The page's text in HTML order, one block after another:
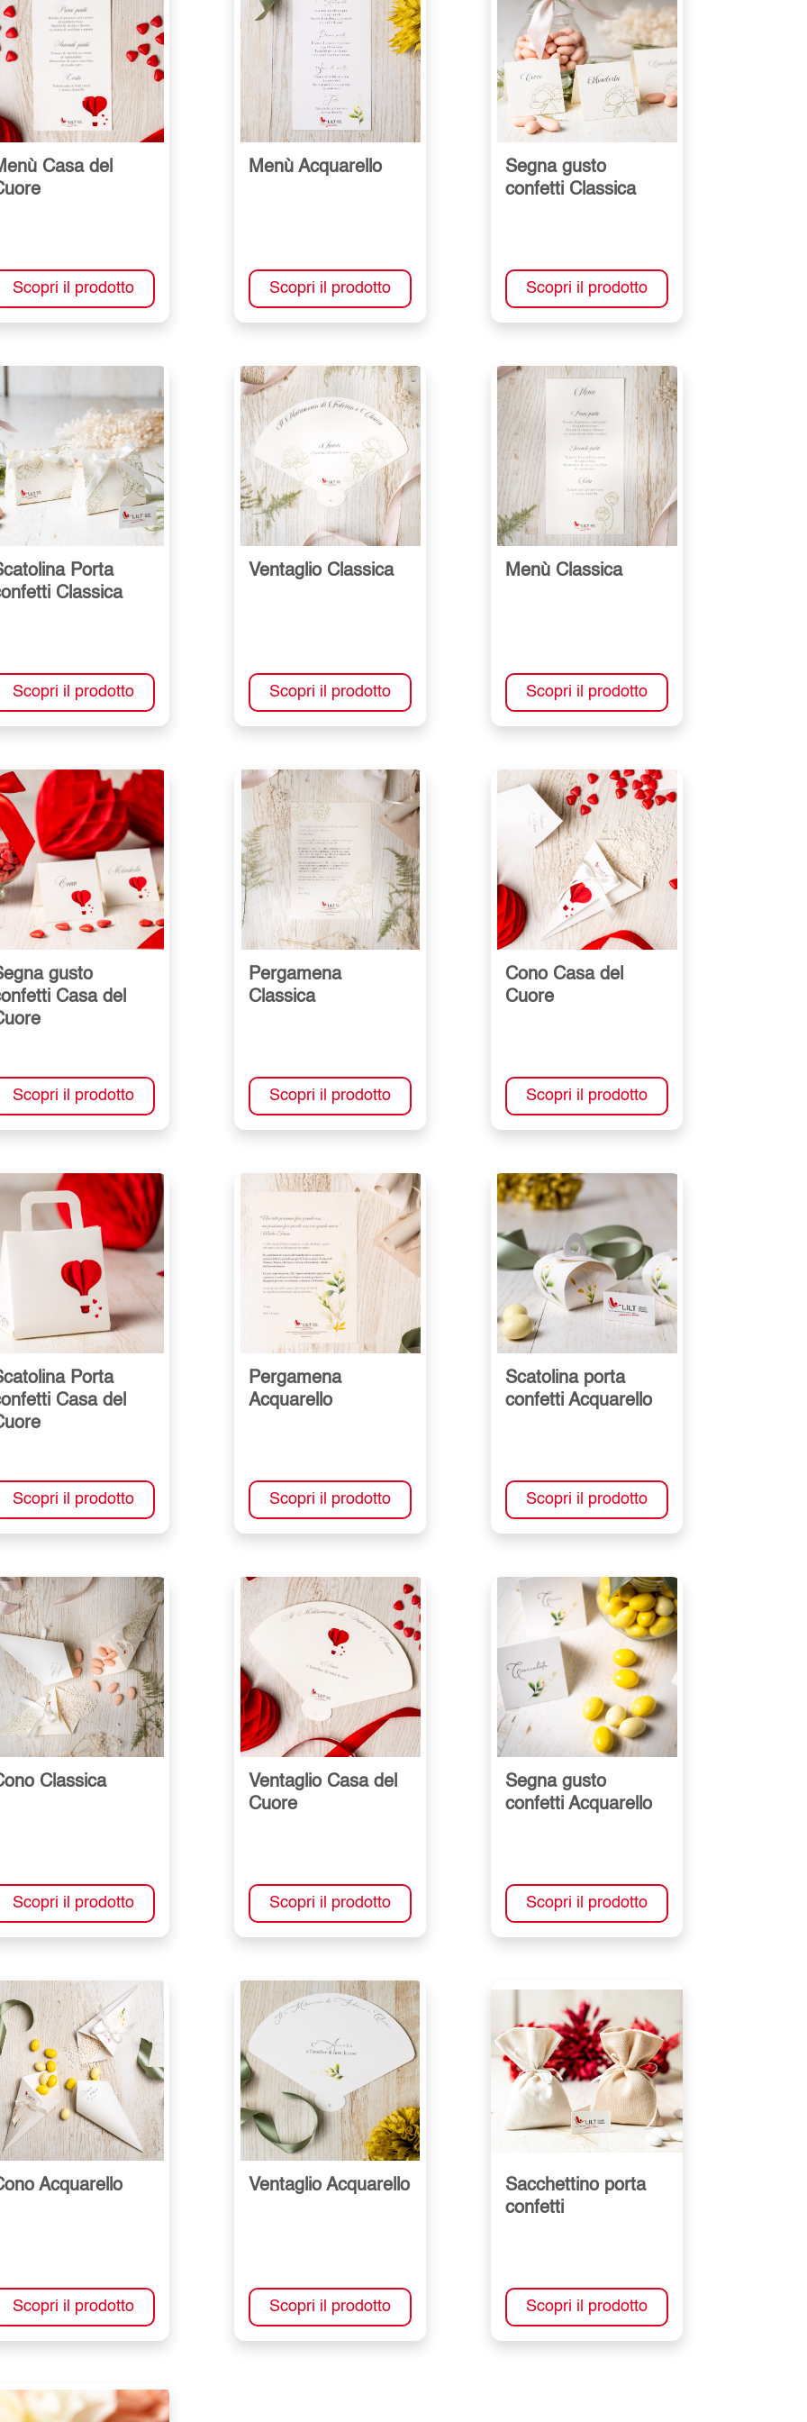
Casa del
Scopri il prodotto
Menù Acquarello
Scopri il prodotto
Segna gusto
confetti Classica
Scopri il prodotto
Porta
Classica
Scopri il prodotto
Ventaglio Classica
Scopri il prodotto
Menù Classica
Scopri il prodotto
gusto
Casa del
Scopri il prodotto
Pergamena
Classica
Scopri il prodotto
Cono Casa del
Cuore
Scopri il prodotto
Porta
Casa del
Scopri il prodotto
Pergamena
Acquarello
Scopri il prodotto
Scatolina porta
confetti Acquarello
Scopri il prodotto
Classica
Scopri il prodotto
Ventaglio Casa del
Cuore
Scopri il prodotto
Segna gusto
confetti Acquarello
Scopri il prodotto
Acquarello
Scopri il prodotto
Ventaglio Acquarello
Scopri il prodotto
Sacchettino porta
confetti
Scopri il prodotto